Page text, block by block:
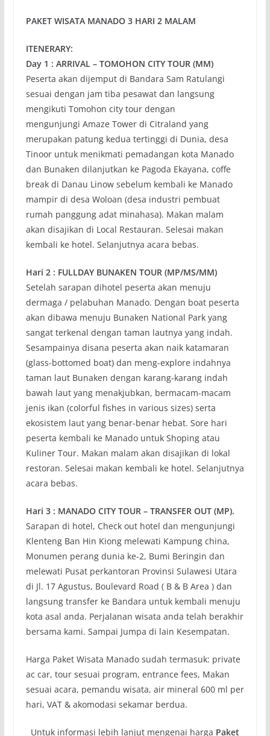
PAKET WISATA MANADO 3 HARI 2 MALAM
ITENERARY:
Day 1 : ARRIVAL – TOMOHON CITY TOUR (MM)
Peserta akan dijemput di Bandara Sam Ratulangi
sesuai dengan jam tiba pesawat dan langsung
mengikuti Tomohon city tour dengan
mengunjungi Amaze Tower di Citraland yang
merupakan patung kedua tertinggi di Dunia, desa
Tinoor untuk menikmati pemadangan kota Manado
dan Bunaken dilanjutkan ke Pagoda Ekayana, coffe
break di Danau Linow sebelum kembali ke Manado
mampir di desa Woloan (desa industri pembuat
rumah panggung adat minahasa). Makan malam
akan disajikan di Local Restauran. Selesai makan
kembali ke hotel. Selanjutnya acara bebas.
Hari 2 : FULLDAY BUNAKEN TOUR (MP/MS/MM)
Setelah sarapan dihotel peserta akan menuju
dermaga / pelabuhan Manado. Dengan boat peserta
akan dibawa menuju Bunaken National Park yang
sangat terkenal dengan taman lautnya yang indah.
Sesampainya disana peserta akan naik katamaran
(glass-bottomed boat) dan meng-explore indahnya
taman laut Bunaken dengan karang-karang indah
bawah laut yang menakjubkan, bermacam-macam
jenis ikan (colorful fishes in various sizes) serta
ekosistem laut yang benar-benar hebat. Sore hari
peserta kembali ke Manado untuk Shoping atau
Kuliner Tour. Makan malam akan disajikan di lokal
restoran. Selesai makan kembali ke hotel. Selanjutnya
acara bebas.
Hari 3 : MANADO CITY TOUR – TRANSFER OUT (MP).
Sarapan di hotel, Check out hotel dan mengunjungi
Klenteng Ban Hin Kiong melewati Kampung china,
Monumen perang dunia ke-2, Bumi Beringin dan
melewati Pusat perkantoran Provinsi Sulawesi Utara
di Jl. 17 Agustus, Boulevard Road ( B & B Area ) dan
langsung transfer ke Bandara untuk kembali menuju
kota asal anda. Perjalanan wisata anda telah berakhir
bersama kami. Sampai Jumpa di lain Kesempatan.
Harga Paket Wisata Manado sudah termasuk: private
ac car, tour sesuai program, entrance fees, Makan
sesuai acara, pemandu wisata, air mineral 600 ml per
hari, VAT & akomodasi sekamar berdua.
Untuk informasi lebih lanjut mengenai harga Paket